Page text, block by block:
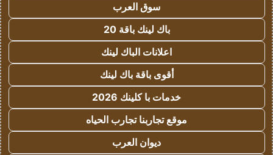
سوق العرب
باك لينك باقة 20
اعلانات الباك لينك
أقوى باقة باك لينك
خدمات با كلينك 2026
موقع تجاربنا تجارب الحياه
ديوان العرب